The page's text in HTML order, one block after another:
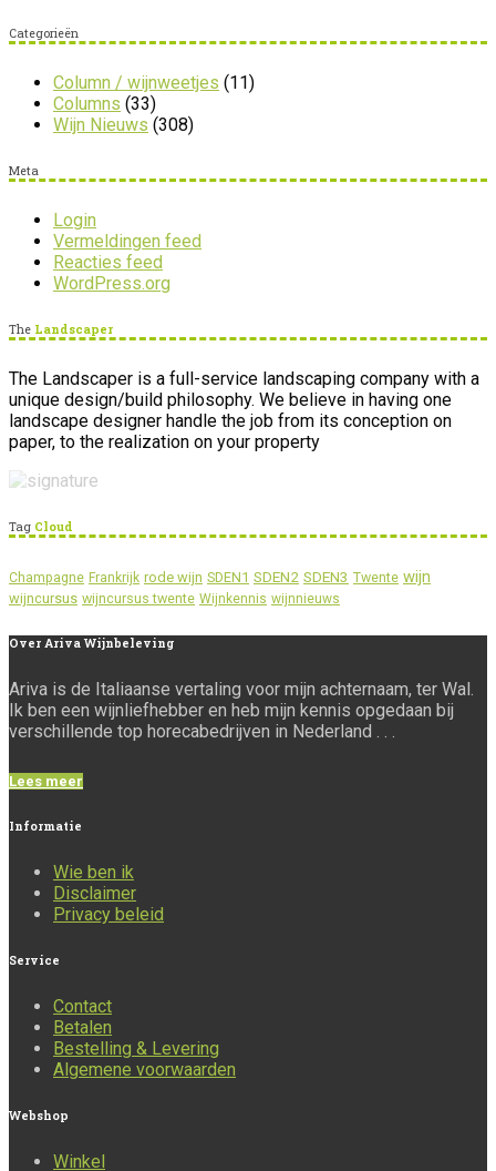
Categorieën
Column / wijnweetjes (11)
Columns (33)
Wijn Nieuws (308)
Meta
Login
Vermeldingen feed
Reacties feed
WordPress.org
The Landscaper
The Landscaper is a full-service landscaping company with a
unique design/build philosophy. We believe in having one
landscape designer handle the job from its conception on
paper, to the realization on your property
Tag Cloud
Champagne Frankrijk rode wijn SDEN1 SDEN2 SDEN3 Twente wijn
wijncursus wijncursus twente Wijnkennis wijnnieuws
Over Ariva Wijnbeleving
Ariva is de Italiaanse vertaling voor mijn achternaam, ter Wal.
Ik ben een wijnliefhebber en heb mijn kennis opgedaan bij
verschillende top horecabedrijven in Nederland . . .
Lees meer
Informatie
Wie ben ik
Disclaimer
Privacy beleid
Service
Contact
Betalen
Bestelling & Levering
Algemene voorwaarden
Webshop
Winkel